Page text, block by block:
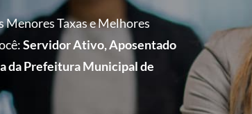
Menores Taxas e Melhores
Servidor Ativo, Aposentado
da Prefeitura Municipal de